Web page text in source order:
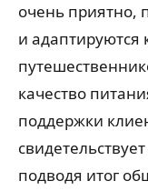
очень приятно,
и адаптируются
качество
поддержки
подводя итог